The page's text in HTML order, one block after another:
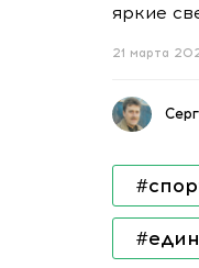
яркие
21 марта